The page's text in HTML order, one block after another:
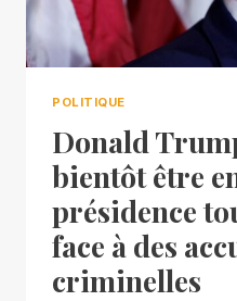
POLITIQUE
Donald
bientôt être
présidence
face à des
criminelles